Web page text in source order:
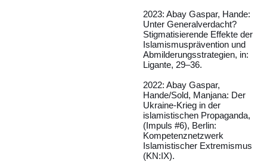
2023: Abay Gaspar, Hande:
Unter Generalverdacht?
Stigmatisierende Effekte der
Islamismusprävention und
Abmilderungsstrategien, in:
Ligante, 29–36.
2022: Abay Gaspar,
Hande/Sold, Manjana: Der
Ukraine-Krieg in der
islamistischen Propaganda,
(Impuls #6), Berlin:
Kompetenznetzwerk
Islamistischer Extremismus
(KN:IX).